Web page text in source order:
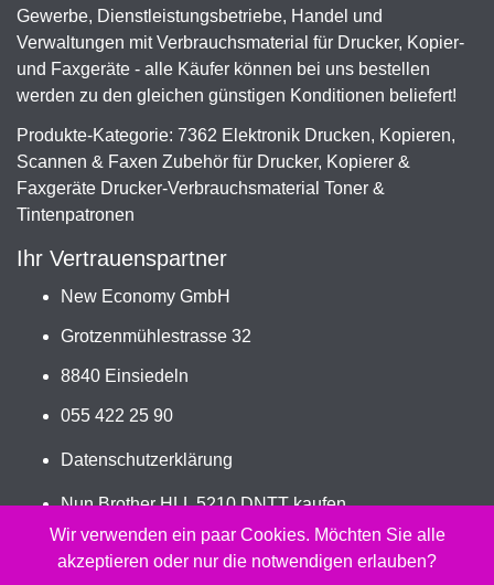
Gewerbe, Dienstleistungsbetriebe, Handel und
Verwaltungen mit Verbrauchsmaterial für Drucker, Kopier-
und Faxgeräte - alle Käufer können bei uns bestellen
werden zu den gleichen günstigen Konditionen beliefert!
Produkte-Kategorie: 7362 Elektronik Drucken, Kopieren,
Scannen & Faxen Zubehör für Drucker, Kopierer &
Faxgeräte Drucker-Verbrauchsmaterial Toner &
Tintenpatronen
Ihr Vertrauenspartner
New Economy GmbH
Grotzenmühlestrasse 32
8840 Einsiedeln
055 422 25 90
Datenschutzerklärung
Nun Brother HLL 5210 DNTT kaufen
Jetzt TN-3600XXLBK bestellen
Wir verwenden ein paar Cookies. Möchten Sie alle
akzeptieren oder nur die notwendigen erlauben?